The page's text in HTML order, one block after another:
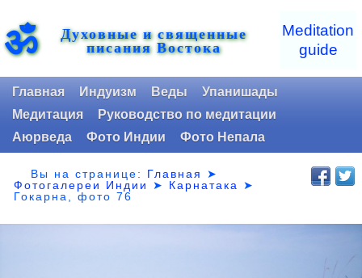
ॐ Духовные и священные
писания Востока
Meditation
guide
Главная Индуизм Веды
Упанишады
Медитация
Руководство по медитации
Аюрведа
Фото Индии Фото Непала
Вы на странице: Главная
➤
Фотогалереи Индии
➤ Карнатака
➤
Гокарна, фото 76